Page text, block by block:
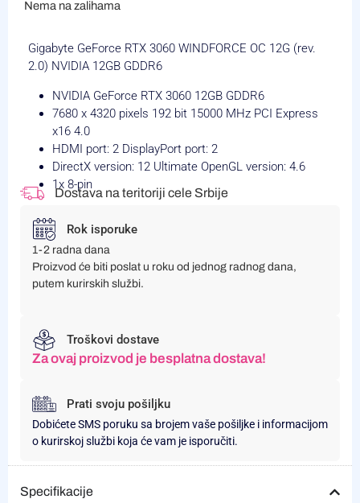
Nema na zalihama
Gigabyte GeForce RTX 3060 WINDFORCE OC 12G (rev.
2.0) NVIDIA 12GB GDDR6
NVIDIA GeForce RTX 3060 12GB GDDR6
7680 x 4320 pixels 192 bit 15000 MHz PCI Express
x16 4.0
HDMI port: 2 DisplayPort port: 2
DirectX version: 12 Ultimate OpenGL version: 4.6
1x 8-pin
Dostava na teritoriji cele Srbije
Rok isporuke
1-2 radna dana
Proizvod će biti poslat u roku od jednog radnog dana,
putem kurirskih službi.
Troškovi dostave
Za ovaj proizvod je besplatna dostava!
Prati svoju pošiljku
Dobićete SMS poruku sa brojem vaše pošiljke i informacijom
o kurirskoj službi koja će vam je isporučiti.
Specifikacije